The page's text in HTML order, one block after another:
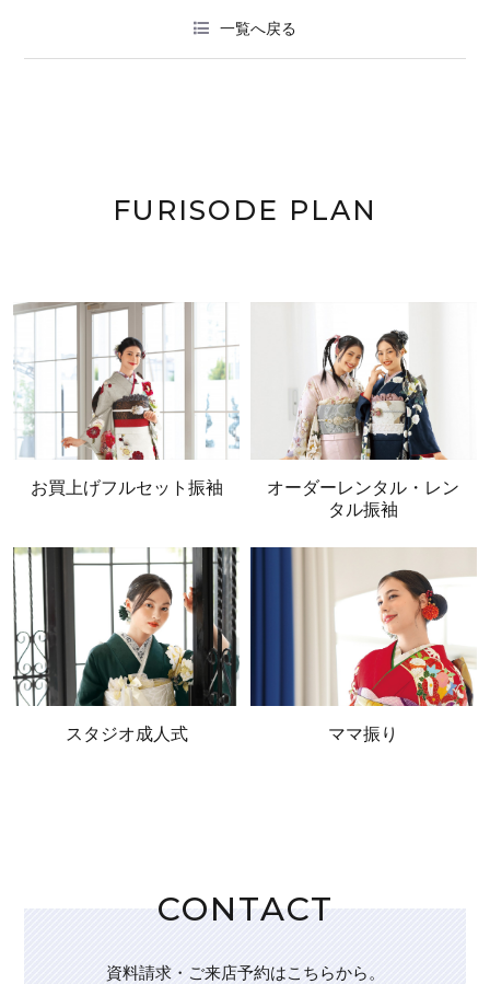
一覧へ戻る
FURISODE PLAN
お買上げフルセット振袖
オーダーレンタル・レン
タル振袖
スタジオ成人式 ママ振り
CONTACT
資料請求・ご来店予約はこちらから。